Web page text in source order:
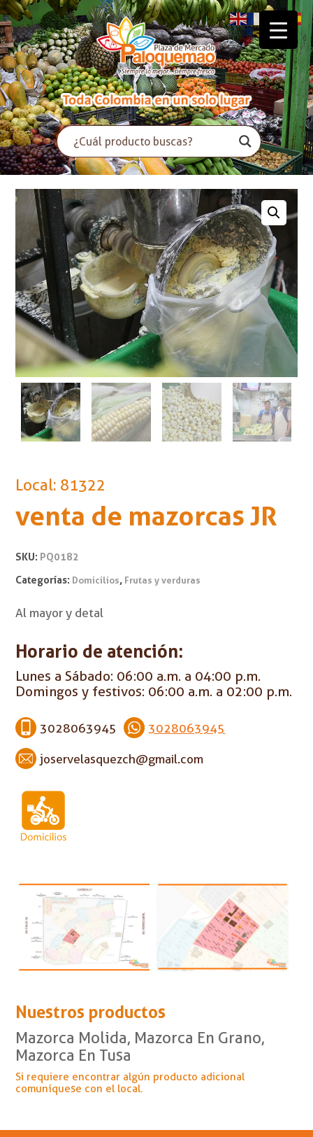
Local: 81322
venta de mazorcas JR
SKU: PQ0182
Categorías: Domicilios, Frutas y verduras
Al mayor y detal
Horario de atención:
Lunes a Sábado: 06:00 a.m. a 04:00 p.m.
Domingos y festivos: 06:00 a.m. a 02:00 p.m.
3028063945 3028063945
joservelasquezch@gmail.com
Nuestros productos
Mazorca Molida, Mazorca En Grano,
Mazorca En Tusa
Si requiere encontrar algún producto adicional
comuníquese con el local.